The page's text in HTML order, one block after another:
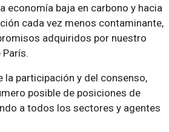
economía baja en carbono y hacia
cada vez menos contaminante,
adquiridos por nuestro
París.
la participación y del consenso,
posible de posiciones de
a todos los sectores y agentes